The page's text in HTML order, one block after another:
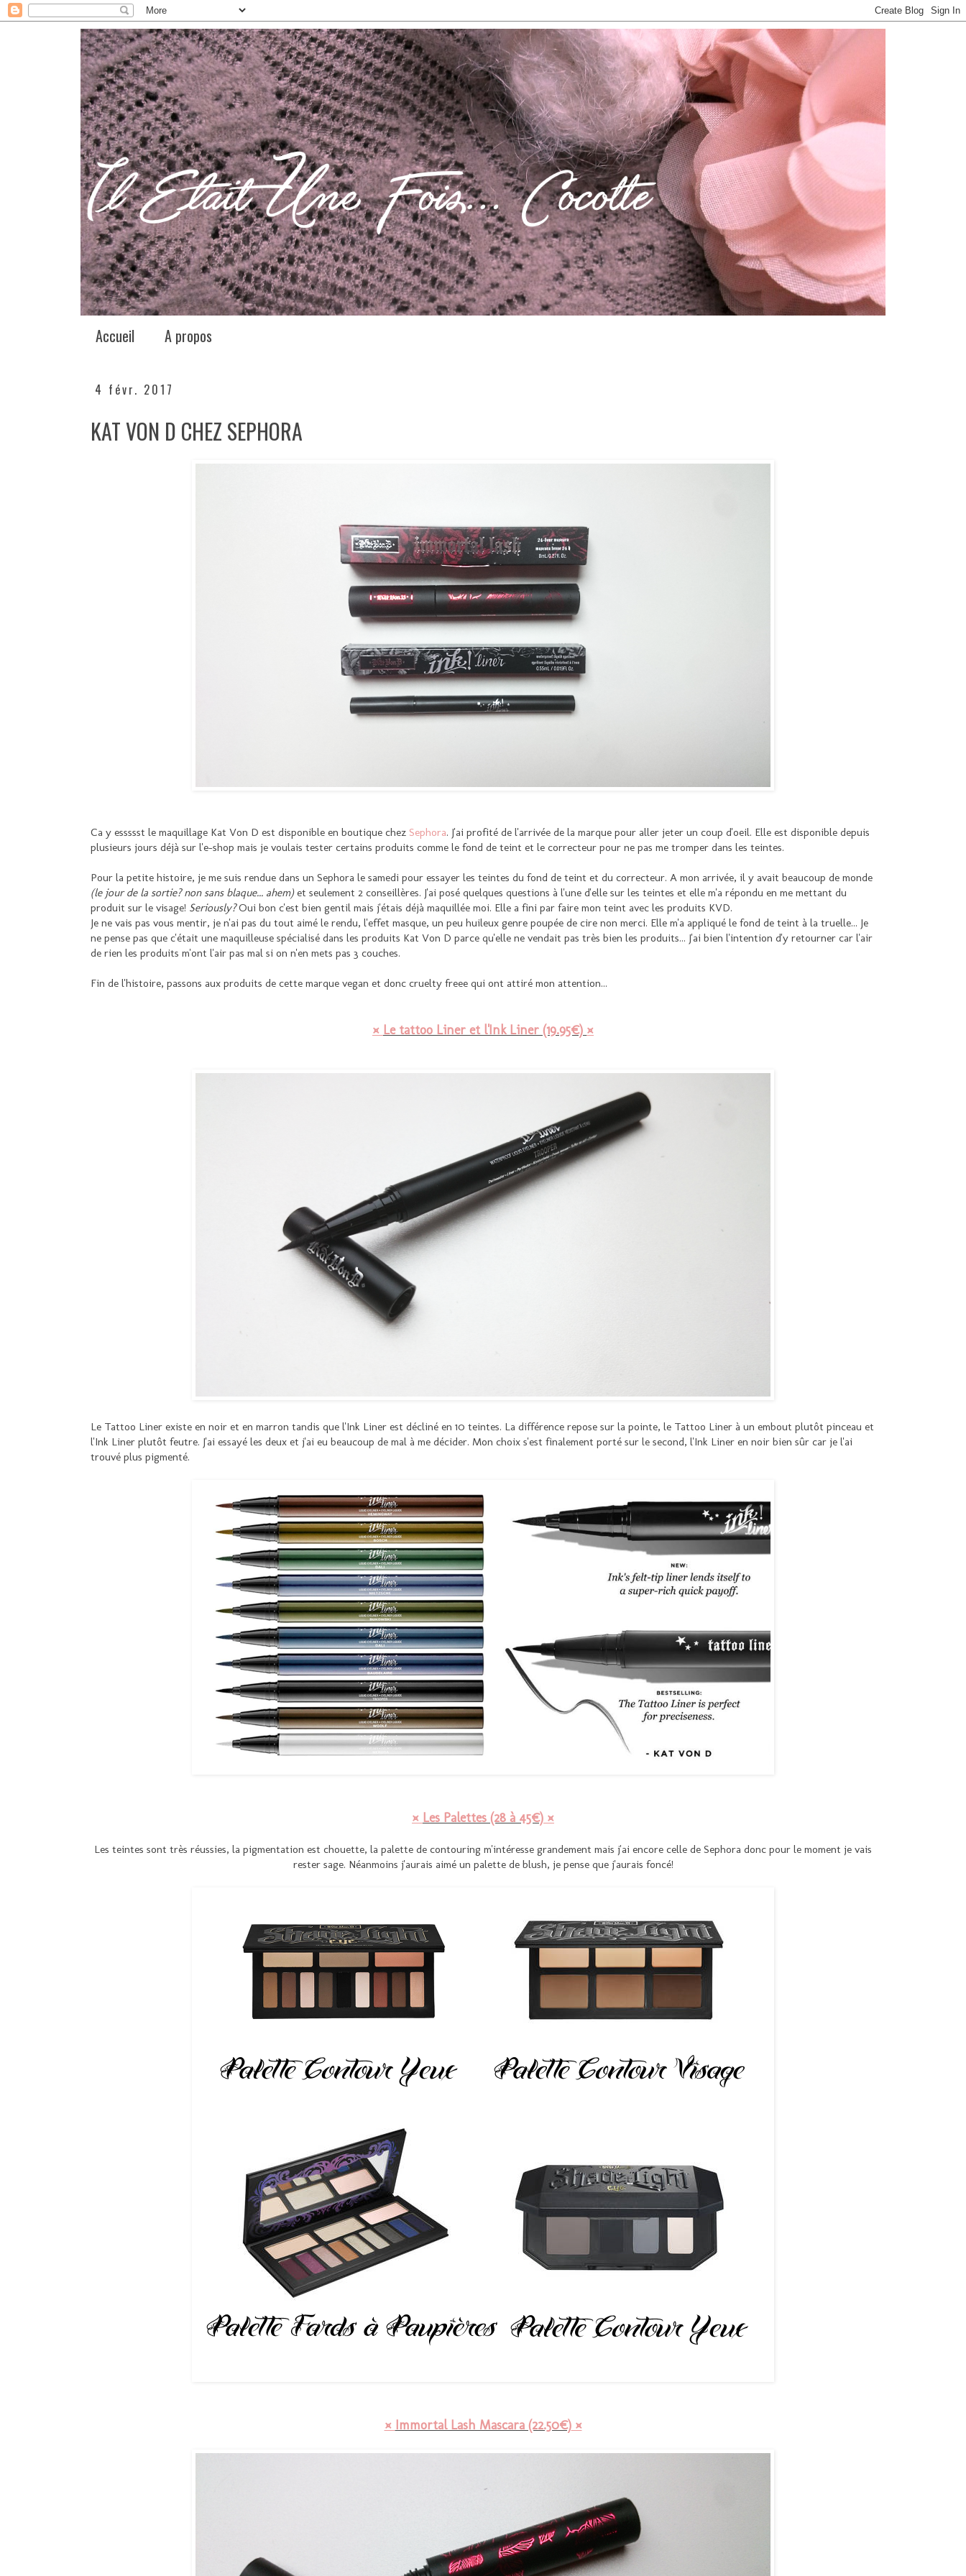
Accueil A propos
4 févr. 2017
KAT VON D CHEZ SEPHORA
Ca y essssst le maquillage Kat Von D est disponible en boutique chez Sephora. J'ai profité de l'arrivée de la marque pour aller jeter un coup d'oeil. Elle est disponible depuis
plusieurs jours déjà sur l'e-shop mais je voulais tester certains produits comme le fond de teint et le correcteur pour ne pas me tromper dans les teintes.
Pour la petite histoire, je me suis rendue dans un Sephora le samedi pour essayer les teintes du fond de teint et du correcteur. A mon arrivée, il y avait beaucoup de monde
(le jour de la sortie? non sans blaque... ahem)et seulement 2 conseillères. J'ai posé quelques questions à l'une d'elle sur les teintes et elle m'a répondu en me mettant du
produit sur le visage! Seriously?Oui bon c'est bien gentil mais j'étais déjà maquillée moi. Elle a fini par faire mon teint avec les produits KVD.
Je ne vais pas vous mentir, je n'ai pas du tout aimé le rendu, l'effet masque, un peu huileux genre poupée de cire non merci. Elle m'a appliqué le fond de teint à la truelle... Je
ne pense pas que c'était une maquilleuse spécialisé dans les produits Kat Von D parce qu'elle ne vendait pas très bien les produits... J'ai bien l'intention d'y retourner car l'air
de rien les produits m'ont l'air pas mal si on n'en mets pas 3 couches.
Fin de l'histoire, passons aux produits de cette marque vegan et donc cruelty freee qui ont attiré mon attention...
¤ Le tattoo Liner et l'Ink Liner (19.95€) ¤
Le Tattoo Liner existe en noir et en marron tandis que l'Ink Liner est décliné en 10 teintes. La différence repose sur la pointe, le Tattoo Liner à un embout plutôt pinceau et
l'Ink Liner plutôt feutre. J'ai essayé les deux et j'ai eu beaucoup de mal à me décider. Mon choix s'est finalement porté sur le second, l'Ink Liner en noir bien sûr car je l'ai
trouvé plus pigmenté.
¤ Les Palettes (28 à 45€) ¤
Les teintes sont très réussies, la pigmentation est chouette, la palette de contouring m'intéresse grandement mais j'ai encore celle de Sephora donc pour le moment je vais
rester sage. Néanmoins j'aurais aimé un palette de blush, je pense que j'aurais foncé!
¤ Immortal Lash Mascara (22.50€)¤